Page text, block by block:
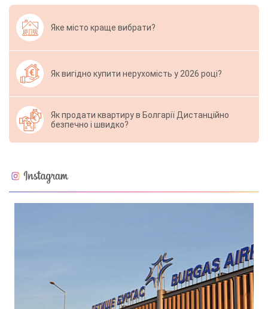
Яке місто краще вибрати?
Як вигідно купити нерухомість у 2026 році?
Як продати квартиру в Болгарії Дистанційно
безпечно і швидко?